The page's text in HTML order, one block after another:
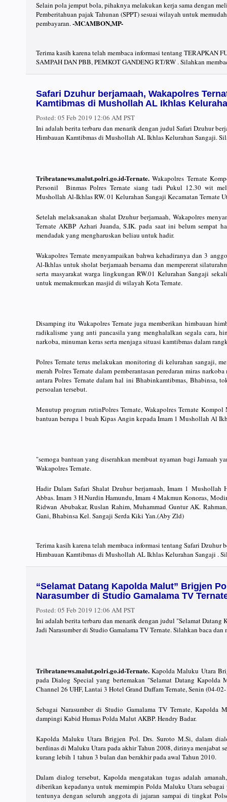
Selain pola jemput bola, pihaknya melakukan kerja sama dengan
Pemberitahuan pajak Tahunan (SPPT) sesuai wilayah untuk
pembayaran.-MCAMBON,MP-
Terima kasih karena telah membaca informasi tentang TERAPKAN
SAMPAH DAN PBB, PEMKOT GANDENG RT/RW . Silahkan
Safari Dzuhur berjamaah, Wakapolres
Kamtibmas di Mushollah AL Ikhlas
Posted: 05 Feb 2019 12:06 AM PST
Ini adalah berita terbaru dan menarik dengan judul Safari Dzuhur
Himbauan Kamtibmas di Mushollah AL Ikhlas Kelurahan Sangaji.
Tribratanews.malut.polri.go.id-Ternate. Wakapolres Ternate
Personil Binmas Polres Ternate siang tadi Pukul 12.30 wit
Mushollah Al-Ikhlas RW. 01 Kelurahan Sangaji Kecamatan Ternate
Setelah melaksanakan shalat Dzuhur berjamaah, Wakapolres
Ternate AKBP Azhari Juanda, S.IK. pada saat ini belum sempat
mendadak yang mengharuskan beliau untuk hadir.
Wakapolres Ternate menyampaikan bahwa kehadiranya dan 3
Al-Ikhlas untuk sholat berjamaah bersama dan mempererat
serta masyarakat warga lingkungan RW.01 Kelurahan Sangaji
untuk memakmurkan masjid di wilayah Kota Ternate.
Disamping itu Wakapolres Ternate juga memberikan himbauan
radikalisme yang anti pancasila yang menghalalkan segala cara,
narkoba, minuman keras serta menjaga situasi kamtibmas dalam
Polres Ternate terus melakukan monitoring di kelurahan sangaji,
merah Polres Ternate dalam pemberantasan peredaran miras
antara Polres Ternate dalam hal ini Bhabinkamtibmas, Bhabinsa,
persoalan tersebut.
Menutup program rutinPolres Ternate, Wakapolres Ternate
bantuan berupa 1 buah Kipas Angin kepada Imam 1 Mushollah Al
"semoga bantuan yang diserahkan membuat nyaman bagi Jamaah
Wakapolres Ternate.
Hadir Dalam Safari Shalat Dzuhur berjamaah, Imam 1
Abbas. Imam 3 H.Nurdin Hamundu, Imam 4 Makmun Konoras,
Ridwan Abubakar, Ruslan Rahim, Muhammad Guntur AK.
Gani, Bhabinsa Kel. Sangaji Serda Kiki Yan.(Aby Zld)
Terima kasih karena telah membaca informasi tentang Safari Dzuhur
Himbauan Kamtibmas di Mushollah AL Ikhlas Kelurahan Sangaji .
“Selamat Datang Kapolda Malut” Brigjen
Narasumber di Studio Gamalama TV
Posted: 05 Feb 2019 12:06 AM PST
Ini adalah berita terbaru dan menarik dengan judul "Selamat
Jadi Narasumber di Studio Gamalama TV Ternate. Silahkan baca
Tribratanews.malut.polri.go.id-Ternate. Kapolda Maluku Utara
pada Dialog Special yang bertemakan "Selamat Datang
Channel 26 UHF, Lantai 3 Hotel Grand Daffam Ternate, Senin (04-
Sebagai Narasumber di Studio Gamalama TV Ternate,
dampingi Kabid Humas Polda Malut AKBP. Hendry Badar.
Kapolda Maluku Utara Brigjen Pol. Drs. Suroto M.Si, dalam
berdinas di Maluku Utara pada akhir Tahun 2008, dirinya menjabat
kurang lebih 1 tahun 3 bulan dan berakhir pada awal Tahun 2010.
Dalam dialog tersebut, Kapolda mengatakan tugas adalah
diberikan kepadanya untuk memimpin Polda Maluku Utara
tentunya dengan seluruh anggota di jajaran sampai di tingkat